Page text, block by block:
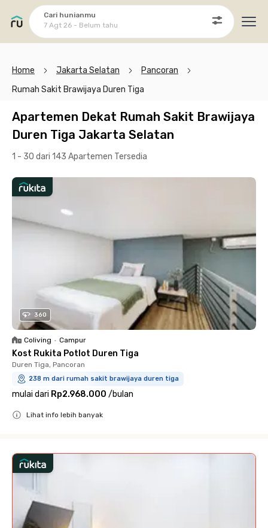
Cari hunianmu
7 Agt 26 - Belum tahu
Home Jakarta Selatan
Pancoran
Rumah Sakit Brawijaya Duren Tiga
Apartemen Dekat Rumah Sakit Brawijaya
Duren Tiga Jakarta Selatan
1 - 30 dari 143 Apartemen Tersedia
360
Coliving • Campur
Kost Rukita Potlot Duren Tiga
Duren Tiga, Pancoran
238 m dari rumah sakit brawijaya duren tiga
mulai dari Rp2.968.000 /bulan
Lihat info lebih banyak